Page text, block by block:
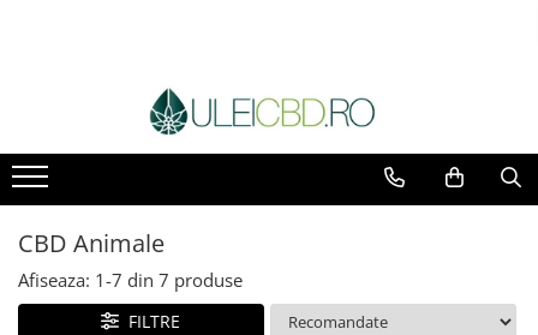
Capsule CBD
Ulei Ozonat cu CBD
Pasta CBD
CBD Pur
Cosmetice CBD
CBD Animale
Afiseaza: 1-7 din 7 produse
FILTRE